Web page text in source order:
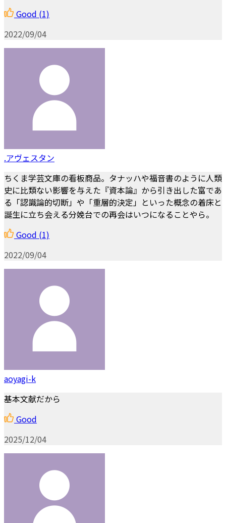
Good (1)
2022/09/04
.アヴェスタン
ちくま学芸文庫の看板商品。タナッハや福音書のように人類
史に比類ない影響を与えた『資本論』から引き出した富であ
る「認識論的切断」や「重層的決定」といった概念の着床と
誕生に立ち会える分娩台での再会はいつになることやら。
Good (1)
2022/09/04
aoyagi-k
基本文献だから
Good
2025/12/04